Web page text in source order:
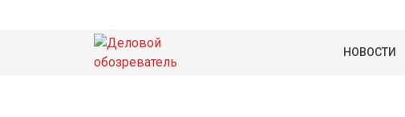
НОВОСТИ